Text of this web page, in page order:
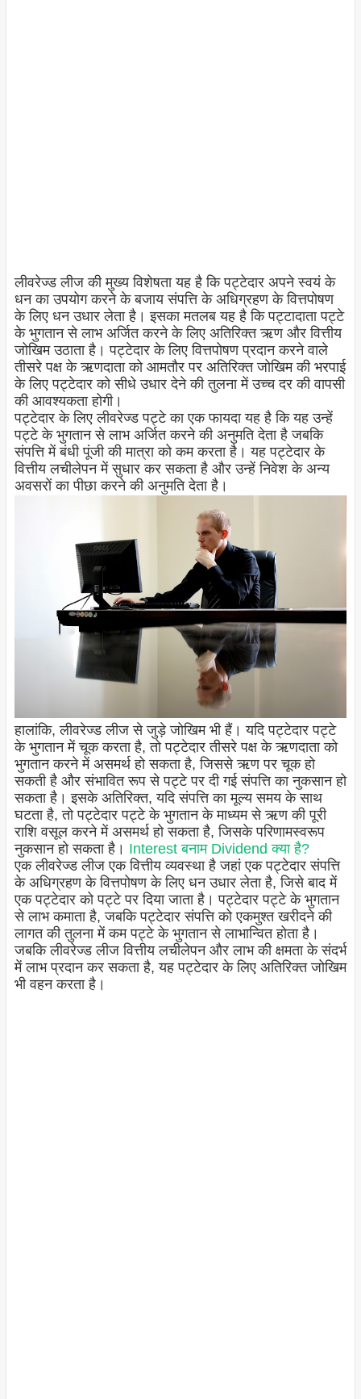
लीवरेज्ड लीज की मुख्य विशेषता यह है कि पट्टेदार अपने स्वयं के
धन का उपयोग करने के बजाय संपत्ति के अधिग्रहण के वित्तपोषण
के लिए धन उधार लेता है। इसका मतलब यह है कि पट्टादाता पट्टे
के भुगतान से लाभ अर्जित करने के लिए अतिरिक्त ऋण और वित्तीय
जोखिम उठाता है। पट्टेदार के लिए वित्तपोषण प्रदान करने वाले
तीसरे पक्ष के ऋणदाता को आमतौर पर अतिरिक्त जोखिम की भरपाई
के लिए पट्टेदार को सीधे उधार देने की तुलना में उच्च दर की वापसी
की आवश्यकता होगी।
पट्टेदार के लिए लीवरेज्ड पट्टे का एक फायदा यह है कि यह उन्हें
पट्टे के भुगतान से लाभ अर्जित करने की अनुमति देता है जबकि
संपत्ति में बंधी पूंजी की मात्रा को कम करता है। यह पट्टेदार के
वित्तीय लचीलेपन में सुधार कर सकता है और उन्हें निवेश के अन्य
अवसरों का पीछा करने की अनुमति देता है।
हालांकि, लीवरेज्ड लीज से जुड़े जोखिम भी हैं। यदि पट्टेदार पट्टे
के भुगतान में चूक करता है, तो पट्टेदार तीसरे पक्ष के ऋणदाता को
भुगतान करने में असमर्थ हो सकता है, जिससे ऋण पर चूक हो
सकती है और संभावित रूप से पट्टे पर दी गई संपत्ति का नुकसान हो
सकता है। इसके अतिरिक्त, यदि संपत्ति का मूल्य समय के साथ
घटता है, तो पट्टेदार पट्टे के भुगतान के माध्यम से ऋण की पूरी
राशि वसूल करने में असमर्थ हो सकता है, जिसके परिणामस्वरूप
नुकसान हो सकता है। Interest बनाम Dividend क्या है?
एक लीवरेज्ड लीज एक वित्तीय व्यवस्था है जहां एक पट्टेदार संपत्ति
के अधिग्रहण के वित्तपोषण के लिए धन उधार लेता है, जिसे बाद में
एक पट्टेदार को पट्टे पर दिया जाता है। पट्टेदार पट्टे के भुगतान
से लाभ कमाता है, जबकि पट्टेदार संपत्ति को एकमुश्त खरीदने की
लागत की तुलना में कम पट्टे के भुगतान से लाभान्वित होता है।
जबकि लीवरेज्ड लीज वित्तीय लचीलेपन और लाभ की क्षमता के संदर्भ
में लाभ प्रदान कर सकता है, यह पट्टेदार के लिए अतिरिक्त जोखिम
भी वहन करता है।